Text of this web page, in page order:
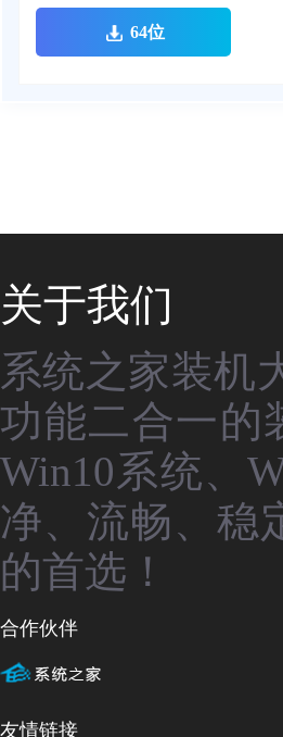
64位
关于我们
系统之家装机
功能二合一的
Win10系统、
净、流畅、稳
的首选！
合作伙伴
友情链接